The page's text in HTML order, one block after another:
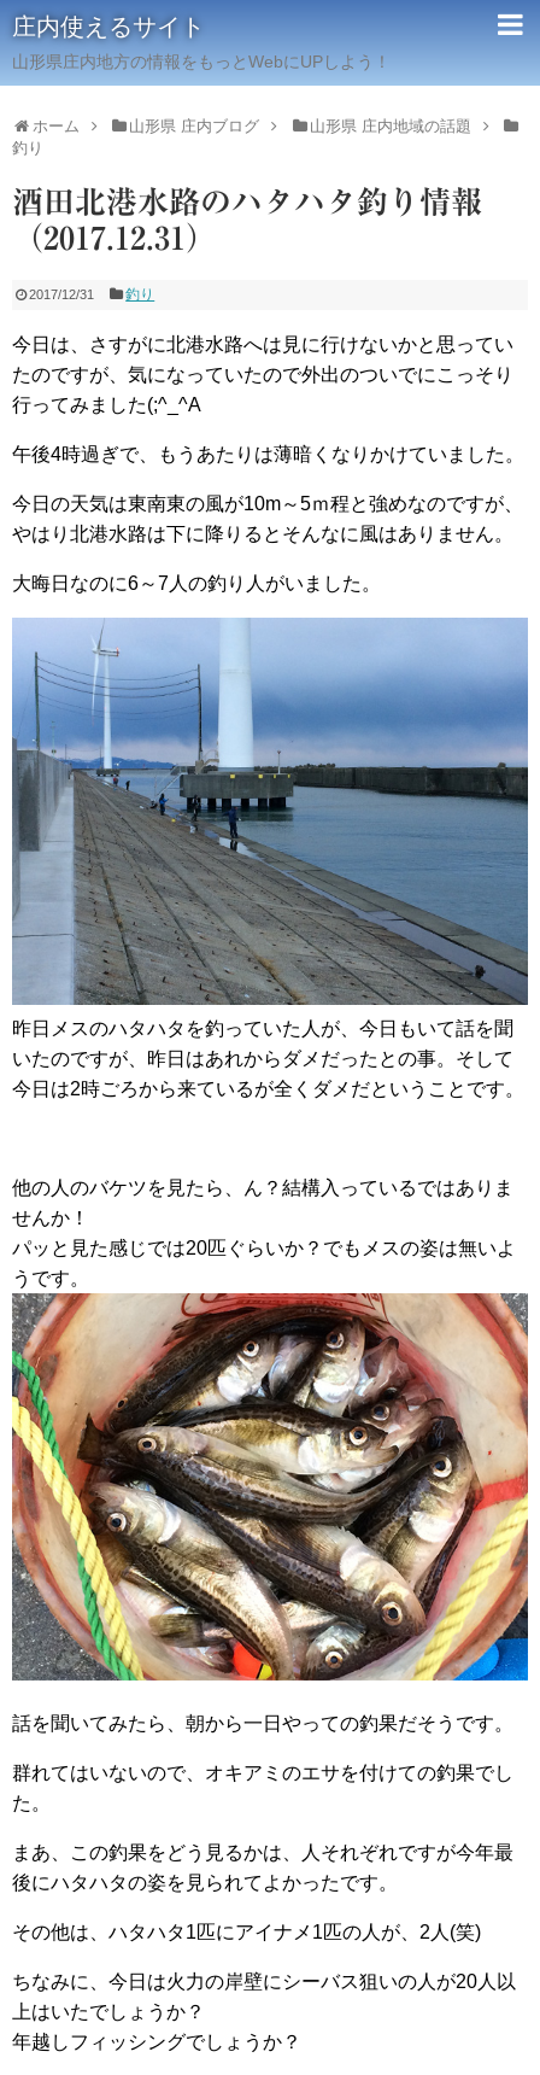
庄内使えるサイト
山形県庄内地方の情報をもっとWebにUPしよう！
ホーム 山形県 庄内ブログ
山形県 庄内地域の話題
釣り
酒田北港水路のハタハタ釣り情報
（2017.12.31）
2017/12/31 釣り
今日は、さすがに北港水路へは見に行けないかと思ってい
たのですが、気になっていたので外出のついでにこっそり
行ってみました(;^_^A
午後4時過ぎで、もうあたりは薄暗くなりかけていました。
今日の天気は東南東の風が10m～5ｍ程と強めなのですが、
やはり北港水路は下に降りるとそんなに風はありません。
大晦日なのに6～7人の釣り人がいました。
昨日メスのハタハタを釣っていた人が、今日もいて話を聞
いたのですが、昨日はあれからダメだったとの事。そして
今日は2時ごろから来ているが全くダメだということです。
他の人のバケツを見たら、ん？結構入っているではありま
せんか！
パッと見た感じでは20匹ぐらいか？でもメスの姿は無いよ
うです。
話を聞いてみたら、朝から一日やっての釣果だそうです。
群れてはいないので、オキアミのエサを付けての釣果でし
た。
まあ、この釣果をどう見るかは、人それぞれですが今年最
後にハタハタの姿を見られてよかったです。
その他は、ハタハタ1匹にアイナメ1匹の人が、2人(笑)
ちなみに、今日は火力の岸壁にシーバス狙いの人が20人以
上はいたでしょうか？
年越しフィッシングでしょうか？